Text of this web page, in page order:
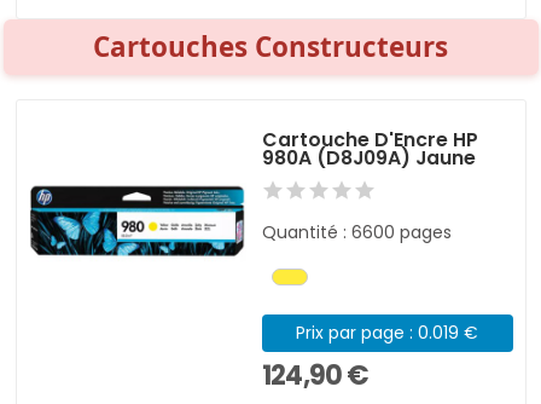
Cartouches Constructeurs
Cartouche D'Encre HP
980A (D8J09A) Jaune
Quantité : 6600 pages
Prix par page : 0.019 €
124,90 €